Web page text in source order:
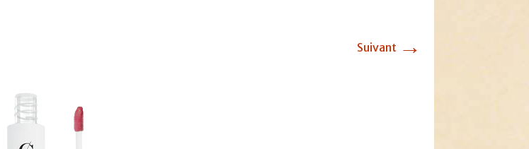
Suivant →